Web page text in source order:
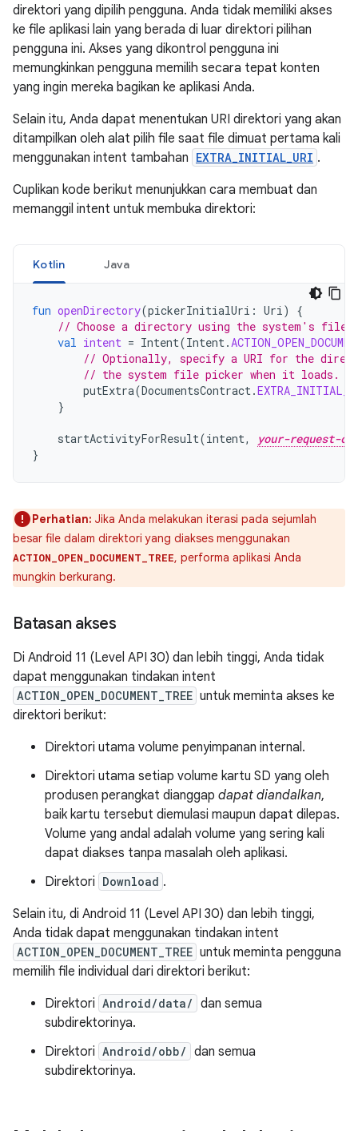
direktori yang dipilih pengguna. Anda tidak memiliki akses
ke file aplikasi lain yang berada di luar direktori pilihan
pengguna ini. Akses yang dikontrol pengguna ini
memungkinkan pengguna memilih secara tepat konten
yang ingin mereka bagikan ke aplikasi Anda.
Selain itu, Anda dapat menentukan URI direktori yang akan
ditampilkan oleh alat pilih file saat file dimuat pertama kali
menggunakan intent tambahan EXTRA_INITIAL_URI .
Cuplikan kode berikut menunjukkan cara membuat dan
memanggil intent untuk membuka direktori:
Kotlin Java
fun openDirectory(pickerInitialUri : Uri)
{
// Choose a directory using the system's file
val intent = Intent(Intent.
// Optionally, specify a URI for the
// the system file picker when it loads.
putExtra(DocumentsContract.
}
startActivityForResult(intent,
your-request-
}
Perhatian: Jika Anda melakukan iterasi pada sejumlah
besar file dalam direktori yang diakses menggunakan
ACTION_OPEN_DOCUMENT_TREE, performa aplikasi Anda
mungkin berkurang.
Batasan akses
Di Android 11 (Level API 30) dan lebih tinggi, Anda tidak
dapat menggunakan tindakan intent
ACTION_OPEN_DOCUMENT_TREE untuk meminta akses ke
direktori berikut:
Direktori utama volume penyimpanan internal.
Direktori utama setiap volume kartu SD yang oleh
produsen perangkat dianggap dapat diandalkan,
baik kartu tersebut diemulasi maupun dapat dilepas.
Volume yang andal adalah volume yang sering kali
dapat diakses tanpa masalah oleh aplikasi.
Direktori Download .
Selain itu, di Android 11 (Level API 30) dan lebih tinggi,
Anda tidak dapat menggunakan tindakan intent
ACTION_OPEN_DOCUMENT_TREE untuk meminta pengguna
memilih file individual dari direktori berikut:
Direktori Android/data/ dan semua
subdirektorinya.
Direktori Android/obb/ dan semua
subdirektorinya.